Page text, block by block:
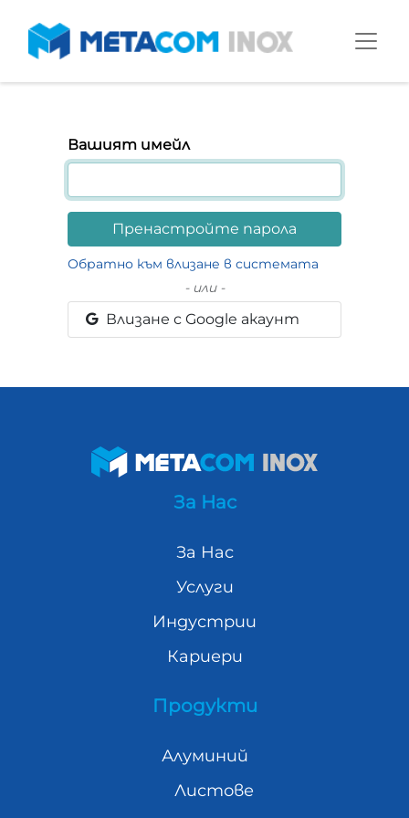
Вашият имейл
Пренастройте парола
Обратно към влизане в системата
- или -
Влизане с Google акаунт
За Нас
За Нас
Услуги
Индустрии
Кариери
Продукти
Алуминий
Листове